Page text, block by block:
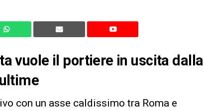
vuole il portiere in uscita dalla
con un asse caldissimo tra Roma e